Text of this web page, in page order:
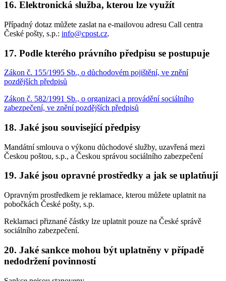
16. Elektronická služba, kterou lze využít
Případný dotaz můžete zaslat na e-mailovou adresu Call centra
České pošty, s.p.: info@cpost.cz.
17. Podle kterého právního předpisu se postupuje
Zákon č. 155/1995 Sb., o důchodovém pojištění, ve znění
pozdějších předpisů
Zákon č. 582/1991 Sb., o organizaci a provádění sociálního
zabezpečení, ve znění pozdějších předpisů
18. Jaké jsou související předpisy
Mandátní smlouva o výkonu důchodové služby, uzavřená mezi
Českou poštou, s.p., a Českou správou sociálního zabezpečení
19. Jaké jsou opravné prostředky a jak se uplatňují
Opravným prostředkem je reklamace, kterou můžete uplatnit na
pobočkách České pošty, s.p.
Reklamaci přiznané částky lze uplatnit pouze na České správě
sociálního zabezpečení.
20. Jaké sankce mohou být uplatněny v případě
nedodržení povinností